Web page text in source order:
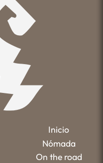
Inicio
Nómada
On the road